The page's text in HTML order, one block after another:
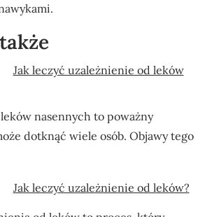
Jak leczyć uzależnienie od leków
nasennych to poważny
dotknąć wiele osób. Objawy tego
Jak leczyć uzależnienie od leków?